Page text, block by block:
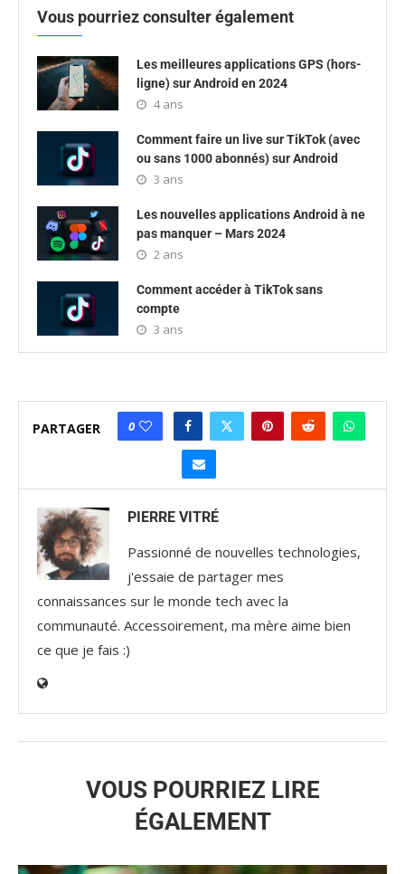
Vous pourriez consulter également
Les meilleures applications GPS (hors-
ligne) sur Android en 2024
4 ans
Comment faire un live sur TikTok (avec
ou sans 1000 abonnés) sur Android
3 ans
Les nouvelles applications Android à ne
pas manquer – Mars 2024
2 ans
Comment accéder à TikTok sans
compte
3 ans
PARTAGER 0
PIERRE VITRÉ
Passionné de nouvelles technologies,
j'essaie de partager mes
connaissances sur le monde tech avec la
communauté. Accessoirement, ma mère aime bien
ce que je fais :)
VOUS POURRIEZ LIRE
ÉGALEMENT